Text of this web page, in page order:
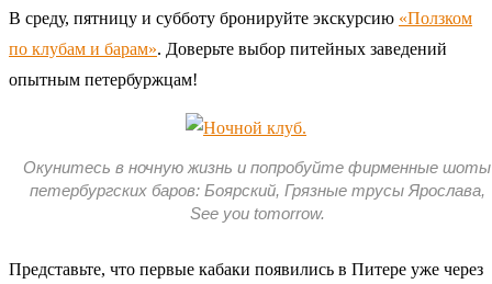
В среду, пятницу и субботу бронируйте экскурсию «Ползком
по клубам и барам». Доверьте выбор питейных заведений
опытным петербуржцам!
Окунитесь в ночную жизнь и попробуйте фирменные шоты
петербургских баров: Боярский, Грязные трусы Ярослава,
See you tomorrow.
Представьте, что первые кабаки появились в Питере уже через